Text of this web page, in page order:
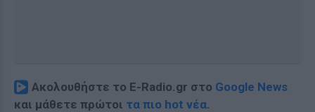
Ακολουθήστε το E-Radio.gr στο Google News
και μάθετε πρώτοι τα πιο hot νέα.